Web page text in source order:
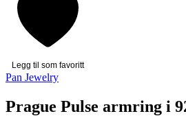
Legg til som favoritt
Pan Jewelry
Prague Pulse armring i